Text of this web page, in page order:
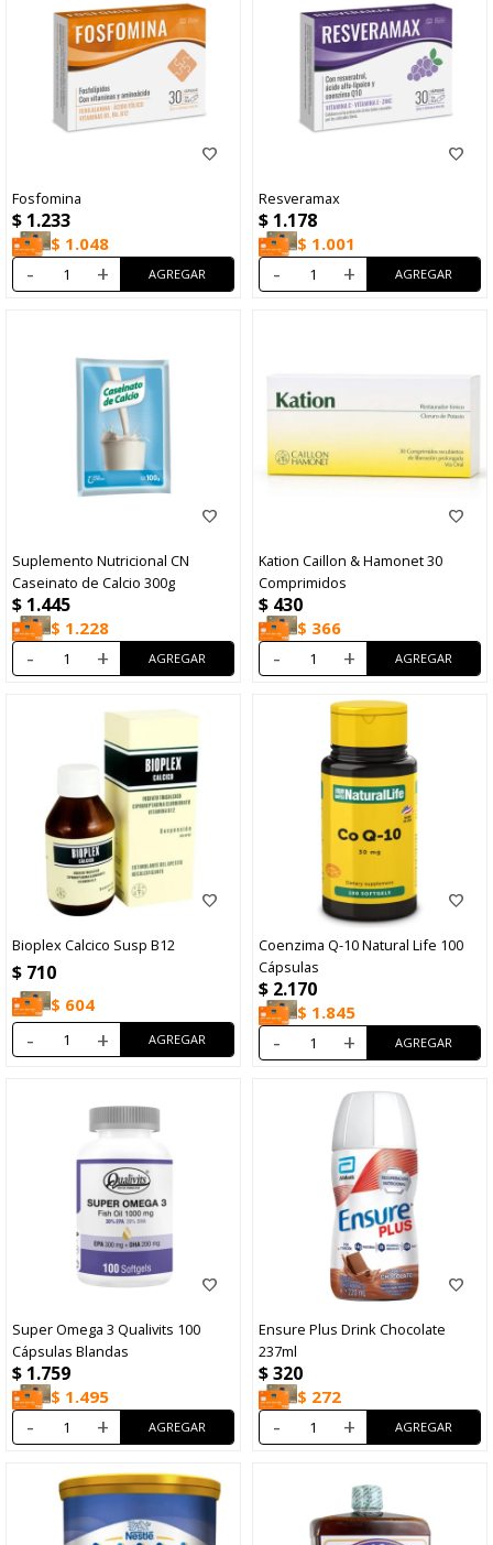
Fosfomina
$ 1.233
$ 1.048
- +
Resveramax
$ 1.178
$ 1.001
- +
Suplemento Nutricional CN
Caseinato de Calcio 300g
$ 1.445
$ 1.228
- +
Kation Caillon & Hamonet 30
Comprimidos
$ 430
$ 366
- +
Bioplex Calcico Susp B12
$ 710
$ 604
- +
Coenzima Q-10 Natural Life 100
Cápsulas
$ 2.170
$ 1.845
- +
Super Omega 3 Qualivits 100
Cápsulas Blandas
$ 1.759
$ 1.495
- +
Ensure Plus Drink Chocolate
237ml
$320
$ 272
- +